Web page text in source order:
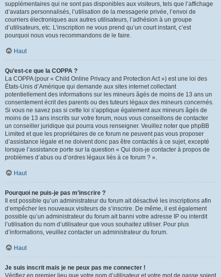
supplémentaires qui ne sont pas disponibles aux visiteurs, tels que l’affichage
d’avatars personnalisés, l’utilisation de la messagerie privée, l’envoi de
courriers électroniques aux autres utilisateurs, l’adhésion à un groupe
d’utilisateurs, etc. L’inscription ne vous prend qu’un court instant, c’est
pourquoi nous vous recommandons de le faire.
Haut
Qu’est-ce que la COPPA ?
La COPPA (pour « Child Online Privacy and Protection Act ») est une loi des
États-Unis d’Amérique qui demande aux sites internet collectant
potentiellement des informations sur les mineurs âgés de moins de 13 ans un
consentement écrit des parents ou des tuteurs légaux des mineurs concernés.
Si vous ne savez pas si cette loi s’applique également aux mineurs âgés de
moins de 13 ans inscrits sur votre forum, nous vous conseillons de contacter
un conseiller juridique qui pourra vous renseigner. Veuillez noter que phpBB
Limited et que les propriétaires de ce forum ne peuvent pas vous proposer
d’assistance légale et ne doivent donc pas être contactés à ce sujet, excepté
lorsque l’assistance porte sur la question « Qui dois-je contacter à propos de
problèmes d’abus ou d’ordres légaux liés à ce forum ? ».
Haut
Pourquoi ne puis-je pas m’inscrire ?
Il est possible qu’un administrateur du forum ait désactivé les inscriptions afin
d’empêcher les nouveaux visiteurs de s’inscrire. De même, il est également
possible qu’un administrateur du forum ait banni votre adresse IP ou interdit
l’utilisation du nom d’utilisateur que vous souhaitez utiliser. Pour plus
d’informations, veuillez contacter un administrateur du forum.
Haut
Je suis inscrit mais je ne peux pas me connecter !
Vérifiez en premier lieu que votre nom d’utilisateur et votre mot de passe soient